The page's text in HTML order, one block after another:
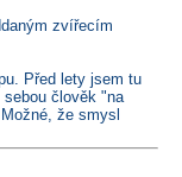
zvířecím
Před lety jsem tu
člověk "na
že smysl